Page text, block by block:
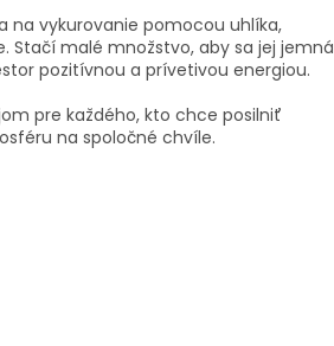
na vykurovanie pomocou uhlíka,
Stačí malé množstvo, aby sa jej jemná
pozitívnou a prívetivou energiou.
pre každého, kto chce posilniť
na spoločné chvíle.